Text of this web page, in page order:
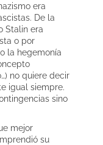
era
De la
Stalin era
o por
la hegemonía
no quiere decir
igual siempre.
sino
mejor
su